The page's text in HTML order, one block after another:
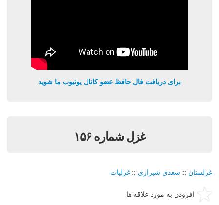
برای دریافت فال حافظ عضو کانال یوتیوب ما شوید
غزل شماره ۱۵۶
غزلستان :: سعدی شیرازی :: غزلیات
افزودن به مورد علاقه ها